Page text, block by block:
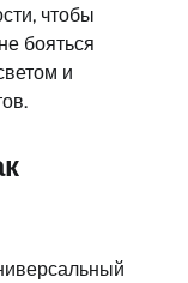
чтобы
бояться
и